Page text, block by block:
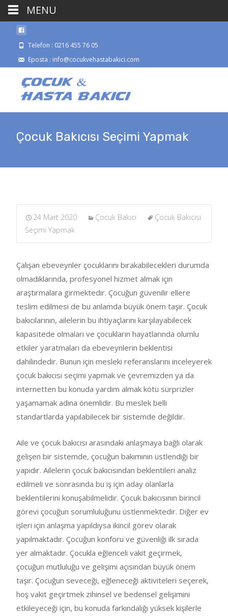
Telefon : 0216 455 76 05
Eposta : info@cocukvehastabakici.com
Çocuk Bakıcısı Seçimi Yapmak
24 Mart 2020 Çocuk Bakıcı
Çocuk Bakıcısı
Seçimi Yapmak
Çalışan ebeveynler çocuklarını bırakabilecekleri durumda
olmadıklarında, profesyonel hizmet almak için
araştırmalara girmektedir. Çocuğun güvenilir ellere
teslim edilmesi de bu anlamda büyük önem taşır. Çocuk
bakıcılarının, ailelerin bu ihtiyaçlarını karşılayabilecek
kapasitede olmaları ve çocukların hayatlarında olumlu
etkiler yaratmaları da ebeveynlerin beklentisi
dahilindedir. Bunun için mesleki referanslarını inceleyerek
çocuk bakıcısı seçimi yapmak ve çevremizden ya da
internetten bu konuda yardım almak kötü sürprizler
yaşamamak adına önemlidir. Bu meslek belli
standartlarda yapılabilecek bir sistemde değildir.
Aile ve çocuk bakıcısı arasındaki anlaşmaya bağlı olarak
gelişen bir sistemde, çocuğun bakımının üstlendiği bir
yapıdır. Ailelerin çocuk bakıcısından beklentileri analiz
edilmeli ve sonrasında bu iş için aday olanlarla
beklentilerini konuşabilmelidir. Çocuk bakıcısının birincil
görevi çocuğun sorumluluğunu üstlenmektedir. Diğer ev
işleri için anlaşma yapıldıysa ikincil görev olarak
yapılmaktadır. Çocuğun konforu ve güvenliği ilk sırada
yer almaktadır. Çocukla eğlenceli vakit geçirmek,
çocuğun mutluluğu ve gelişimi açısından büyük önem
taşır. Çocuğun seveceği, eğleneceği aktiviteleri seçerek,
hoş vakit geçirtmek zihinsel ve bedensel gelişimini
etkileyeceği için, bu konuda farkındalığı yüksek kişilerle
MENU